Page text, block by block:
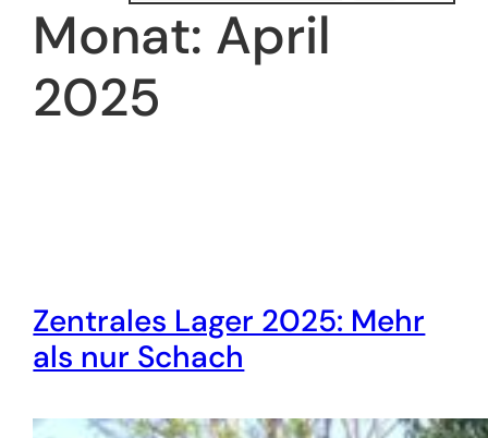
Monat: April
2025
Zentrales Lager 2025: Mehr
als nur Schach